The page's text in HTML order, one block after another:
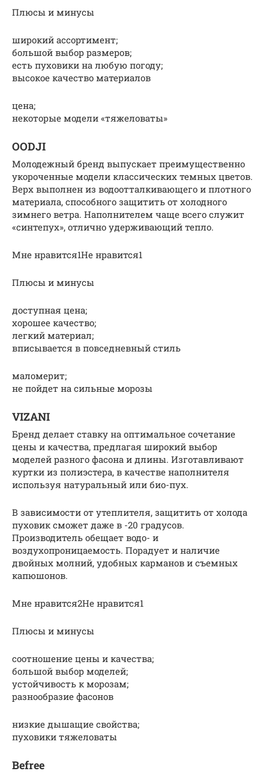
Плюсы и минусы
широкий ассортимент;
большой выбор размеров;
есть пуховики на любую погоду;
высокое качество материалов
цена;
некоторые модели «тяжеловаты»
OODJI
Молодежный бренд выпускает преимущественно
укороченные модели классических темных цветов.
Верх выполнен из водоотталкивающего и плотного
материала, способного защитить от холодного
зимнего ветра. Наполнителем чаще всего служит
«синтепух», отлично удерживающий тепло.
Мне нравится1Не нравится1
Плюсы и минусы
доступная цена;
хорошее качество;
легкий материал;
вписывается в повседневный стиль
маломерит;
не пойдет на сильные морозы
VIZANI
Бренд делает ставку на оптимальное сочетание
цены и качества, предлагая широкий выбор
моделей разного фасона и длины. Изготавливают
куртки из полиэстера, в качестве наполнителя
используя натуральный или био-пух.
В зависимости от утеплителя, защитить от холода
пуховик сможет даже в -20 градусов.
Производитель обещает водо- и
воздухопроницаемость. Порадует и наличие
двойных молний, удобных карманов и съемных
капюшонов.
Мне нравится2Не нравится1
Плюсы и минусы
соотношение цены и качества;
большой выбор моделей;
устойчивость к морозам;
разнообразие фасонов
низкие дышащие свойства;
пуховики тяжеловаты
Befree